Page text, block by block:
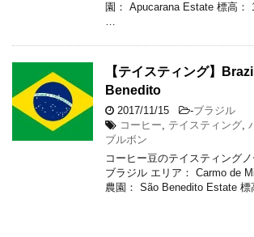
園： Apucarana Estate 標高：
…
【テイスティング】
Benedito
2017/11/15 -ブラジル
コーヒー, テイスティング,
ブルボン
コーヒー豆のテイスティング
ブラジル エリア： Carmo de
農園： São Benedito Estate